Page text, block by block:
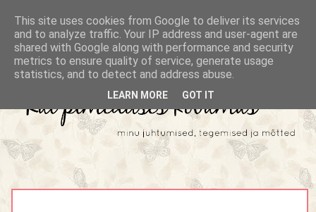
This site uses cookies from Google to deliver its services
and to analyze traffic. Your IP address and user-agent are
shared with Google along with performance and security
metrics to ensure quality of service, generate usage
statistics, and to detect and address abuse.
LEARN MORE GOT IT